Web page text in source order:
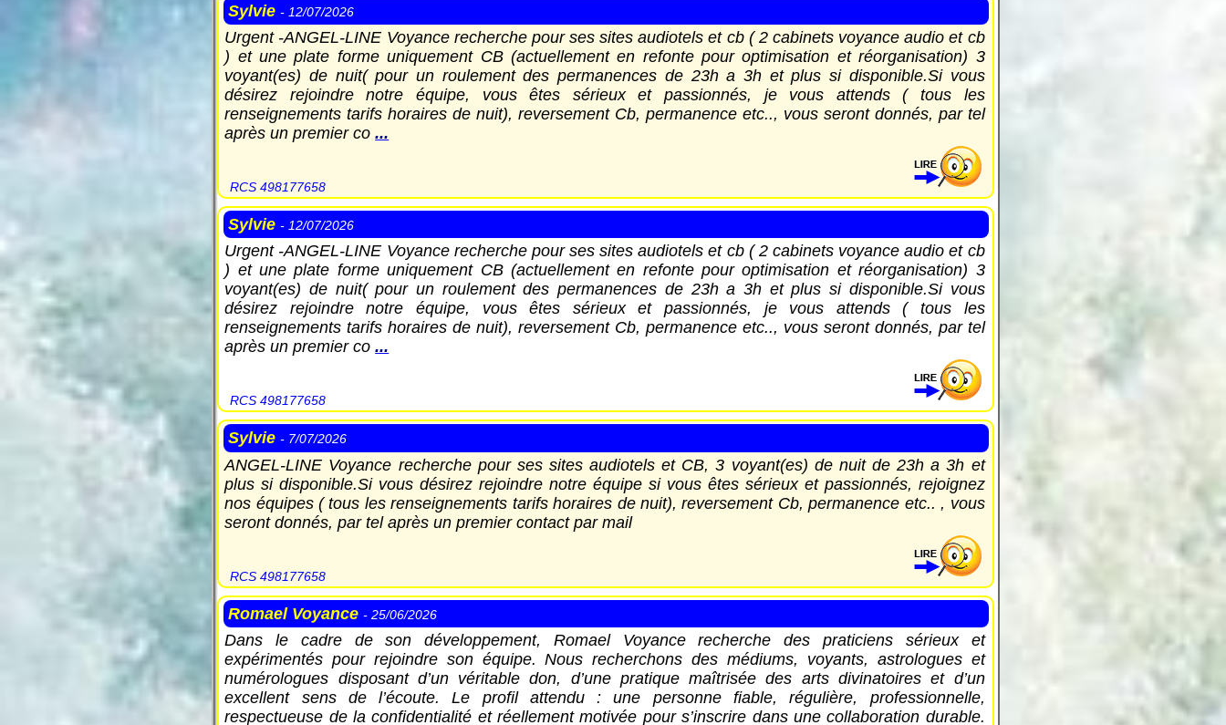
Sylvie - 12/07/2026
Urgent -ANGEL-LINE Voyance recherche pour ses sites audiotels et cb ( 2 cabinets voyance audio et cb
) et une plate forme uniquement CB (actuellement en refonte pour optimisation et réorganisation) 3
voyant(es) de nuit( pour un roulement des permanences de 23h a 3h et plus si disponible.Si vous
désirez rejoindre notre équipe, vous êtes sérieux et passionnés, je vous attends ( tous les
renseignements tarifs horaires de nuit), reversement Cb, permanence etc.., vous seront donnés, par tel
après un premier co...
RCS 498177658
Sylvie - 12/07/2026
Urgent -ANGEL-LINE Voyance recherche pour ses sites audiotels et cb ( 2 cabinets voyance audio et cb
) et une plate forme uniquement CB (actuellement en refonte pour optimisation et réorganisation) 3
voyant(es) de nuit( pour un roulement des permanences de 23h a 3h et plus si disponible.Si vous
désirez rejoindre notre équipe, vous êtes sérieux et passionnés, je vous attends ( tous les
renseignements tarifs horaires de nuit), reversement Cb, permanence etc.., vous seront donnés, par tel
après un premier co...
RCS 498177658
Sylvie - 7/07/2026
ANGEL-LINE Voyance recherche pour ses sites audiotels et CB, 3 voyant(es) de nuit de 23h a 3h et
plus si disponible.Si vous désirez rejoindre notre équipe si vous êtes sérieux et passionnés, rejoignez
nos équipes ( tous les renseignements tarifs horaires de nuit), reversement Cb, permanence etc.. , vous
seront donnés, par tel après un premier contact par mail
RCS 498177658
Romael Voyance - 25/06/2026
Dans le cadre de son développement, Romael Voyance recherche des praticiens sérieux et
expérimentés pour rejoindre son équipe. Nous recherchons des médiums, voyants, astrologues et
numérologues disposant d’un véritable don, d’une pratique maîtrisée des arts divinatoires et d’un
excellent sens de l’écoute. Le profil attendu : une personne fiable, régulière, professionnelle,
respectueuse de la confidentialité et réellement motivée pour s’inscrire dans une collaboration durable.